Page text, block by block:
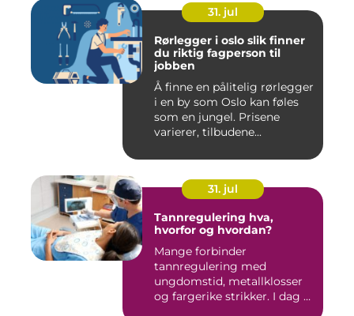
31. jul
Rørlegger i oslo slik finner
du riktig fagperson til
jobben
Å finne en pålitelig rørlegger
i en by som Oslo kan føles
som en jungel. Prisene
varierer, tilbudene...
31. jul
Tannregulering hva,
hvorfor og hvordan?
Mange forbinder
tannregulering med
ungdomstid, metallklosser
og fargerike strikker. I dag er